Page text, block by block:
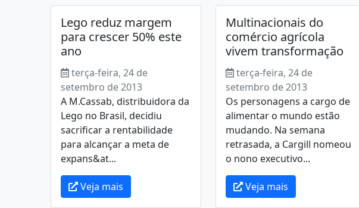
Lego reduz margem
para crescer 50% este
ano
terça-feira, 24 de
setembro de 2013
A M.Cassab, distribuidora da
Lego no Brasil, decidiu
sacrificar a rentabilidade
para alcançar a meta de
expans&at...
Veja mais
Multinacionais do
comércio agrícola
vivem transformação
terça-feira, 24 de
setembro de 2013
Os personagens a cargo de
alimentar o mundo estão
mudando. Na semana
retrasada, a Cargill nomeou
o nono executivo...
Veja mais